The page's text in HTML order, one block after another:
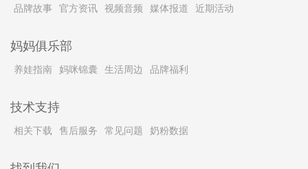
品牌故事 官方资讯 视频音频 媒体报道 近期活动
妈妈俱乐部
养娃指南 妈咪锦囊 生活周边 品牌福利
技术支持
相关下载 售后服务 常见问题 奶粉数据